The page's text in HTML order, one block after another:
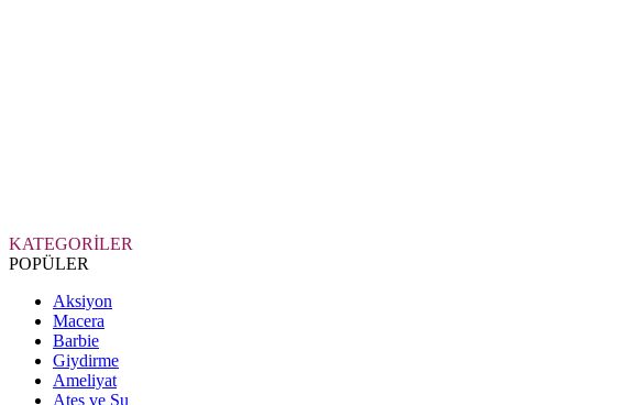
KATEGORİLER
POPÜLER
Aksiyon
Macera
Barbie
Giydirme
Ameliyat
Ateş ve Su